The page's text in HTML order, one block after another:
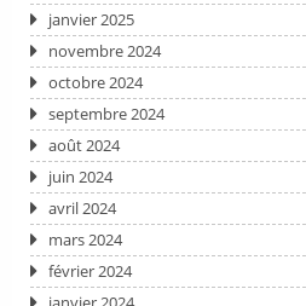
janvier 2025
novembre 2024
octobre 2024
septembre 2024
août 2024
juin 2024
avril 2024
mars 2024
février 2024